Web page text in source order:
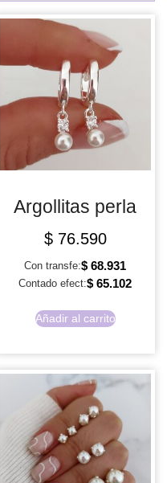
Argollitas perla
$76.590
Con transfe:$ 68.931
Contado efect:$ 65.102
Añadir al carrito